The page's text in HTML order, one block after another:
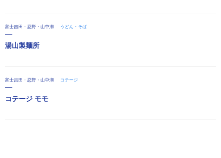
富士吉田・忍野・山中湖 うどん・そば
湯山製麺所
富士吉田・忍野・山中湖 コテージ
コテージ モモ